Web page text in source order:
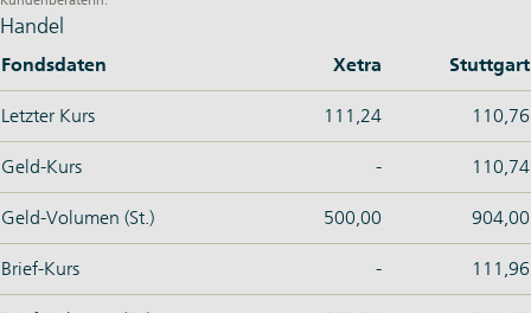
Handel
Fondsdaten Xetra Stuttgart
Letzter Kurs 111,24 110,76
Geld-Kurs - 110,74
Geld-Volumen (St.) 500,00 904,00
Brief-Kurs - 111,96